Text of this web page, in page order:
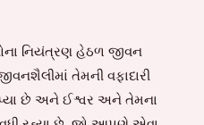
નિયંત્રણ હેઠળ જીવન
તેમની વફાદારી
છે અને ઈશ્વર અને તેમના